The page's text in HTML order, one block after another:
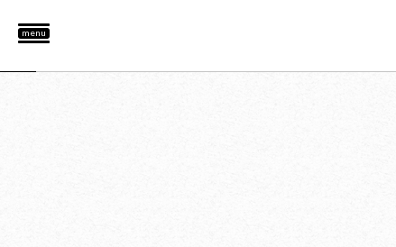
menu